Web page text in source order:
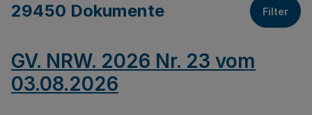
29450 Dokumente Filter
GV. NRW. 2026 Nr. 23 vom
03.08.2026